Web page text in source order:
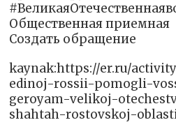
Общественная приемная
Создать обращение
kaynak:https://er.ru/
edinoj-rossii-pomogli-
geroyam-velikoj-
shahtah-rostovskoj-